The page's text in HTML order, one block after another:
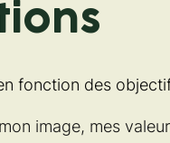
fonction des
image, mes